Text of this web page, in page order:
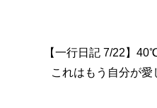
【一行日記 7/22】
これはもう自分が